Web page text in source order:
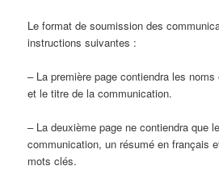
Le format de soumission des
instructions suivantes :
– La première page contiendra les
et le titre de la communication.
– La deuxième page ne contiendra que
communication, un résumé en français
mots clés.